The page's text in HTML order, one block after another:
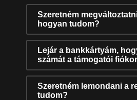
Szeretném
hogyan tudom?
Lejár a bankkártyám,
számát a támogatói
Szeretném lemondani a
tudom?